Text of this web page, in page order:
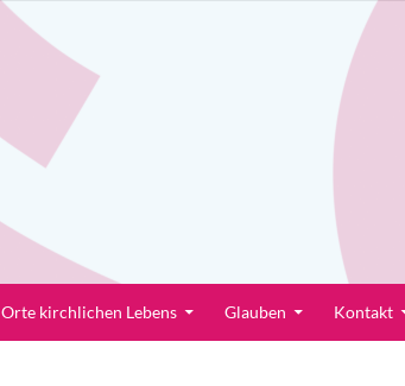
Orte kirchlichen Lebens Glauben Kontakt